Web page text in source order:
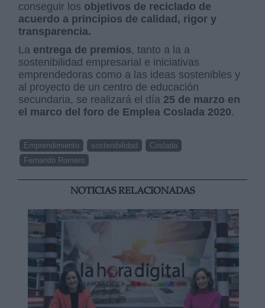
conseguir los objetivos de reciclado de
acuerdo a principios de calidad, rigor y
transparencia.
La entrega de premios, tanto a la a
sostenibilidad empresarial e iniciativas
emprendedoras como a las ideas sostenibles y
al proyecto de un centro de educación
secundaria, se realizará el día 25 de marzo en
el marco del foro de Emplea Coslada 2020.
Emprendimiento sostenibilidad
Coslada
Fernando Romero
NOTICIAS RELACIONADAS